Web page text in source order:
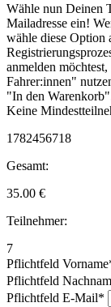
Wähle nun Deinen
Mailadresse ein!
wähle diese Option
anmelden
Fahrer:innen"
"In den
Keine
1782456718
Gesamt:
35.00 €
Teilnehmer:
7
Pflichtfeld Vorname
Pflichtfeld
Pflichtfeld E-Mail*